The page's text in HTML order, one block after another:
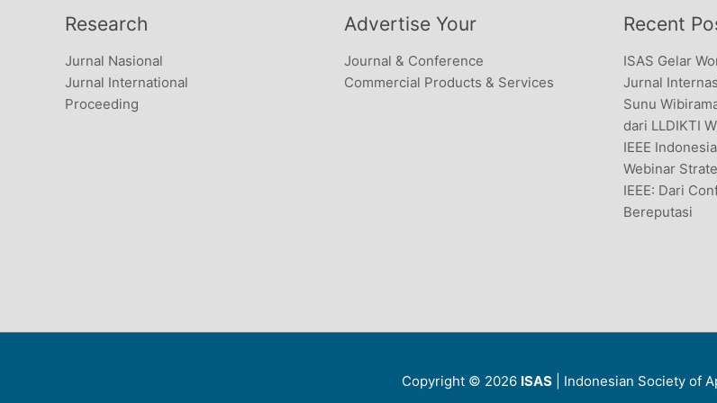
Research
Jurnal Nasional
Jurnal International
Proceeding
Advertise Your
Journal & Conference
Commercial Products & Services
Recent
ISAS Gelar
Jurnal
Sunu
dari LLDIKTI
IEEE
Webinar
IEEE: Dari
Bereputasi
Copyright © 2026 ISAS | Indonesian Society of